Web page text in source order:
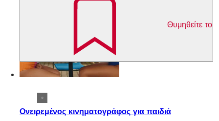
Θυμηθείτε το
Ονειρεμένος κινηματογράφος για παιδιά